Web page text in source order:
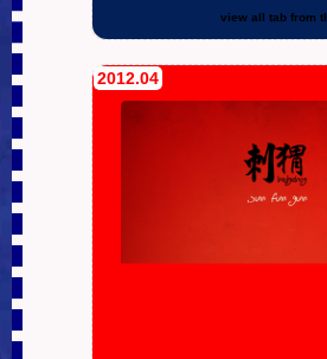
view all tab from
2012.04